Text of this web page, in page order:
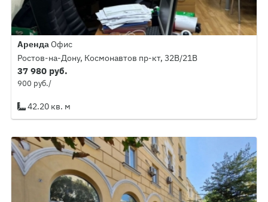
АрендаОфис
Ростов-на-Дону, Космонавтов пр-кт, 32В/21В
37 980 руб.
900 руб./
42.20 кв. м